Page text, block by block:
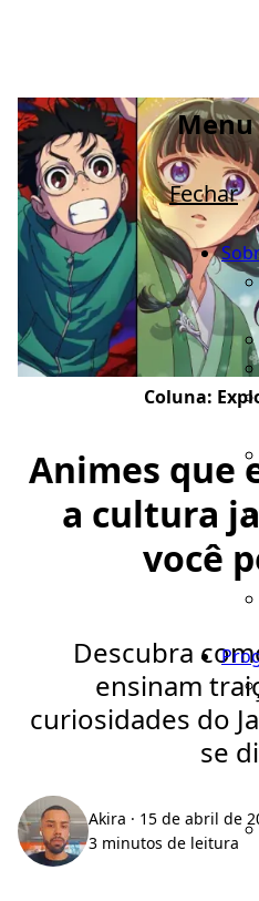
Menu
Fechar
Coluna:
Animes que
a cultura
você
Descubra
ensinam
curiosidades do
se
Akira · 15 de abril de
3 minutos de leitura